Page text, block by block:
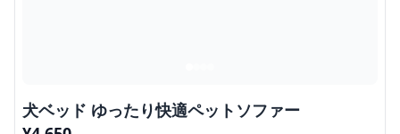
犬ベッド ゆったり快適ペットソファー